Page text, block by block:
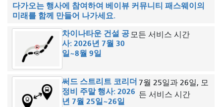
다가오는 행사에 참여하여 베이뷰 커뮤니티 패스웨이의
미래를 함께 만들어 나가세요.
차이나타운 건설 공
사: 2026년 7월 30
일~8월 9일
모든 서비스 시간
써드 스트리트 코리더
정비 주말 행사: 2026
년 7월 25일~26일
7월 25일과 26일, 모
든 서비스 시간